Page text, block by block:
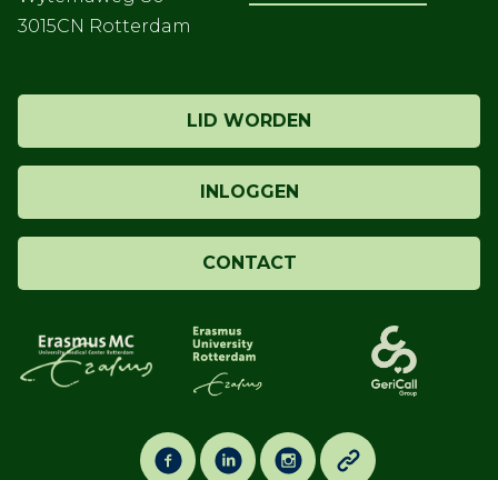
3015CN Rotterdam
LID WORDEN
INLOGGEN
CONTACT